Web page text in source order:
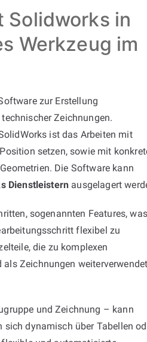
Solidworks in
Werkzeug im
zur Erstellung
Zeichnungen.
ist das Arbeiten mit
setzen, sowie mit
Die Software kann
Dienstleistern ausgelagert
sogenannten Features, was
flexibel zu
die zu komplexen
Zeichnungen weiterverwendet
und Zeichnung – kann
sich dynamisch über Tabellen